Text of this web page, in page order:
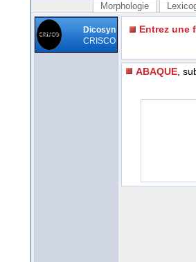
Morphologie
Dicosyn
CRISCO
Entrez une
ABAQUE ,